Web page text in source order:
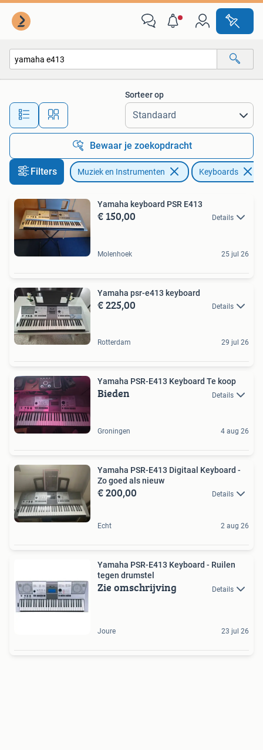
Alle afstanden…
Sorteer op
Bewaar je zoekopdracht
Filters Muziek en Instrumenten Keyboards
Yamaha keyboard PSR E413
€ 150,00 Details
Molenhoek 25 jul 26
Yamaha psr-e413 keyboard
€ 225,00 Details
Rotterdam 29 jul 26
Yamaha PSR-E413 Keyboard Te koop
Bieden Details
Groningen 4 aug 26
Yamaha PSR-E413 Digitaal Keyboard -
Zo goed als nieuw
€ 200,00 Details
Echt 2 aug 26
Yamaha PSR-E413 Keyboard - Ruilen
tegen drumstel
Zie omschrijving Details
Joure 23 jul 26